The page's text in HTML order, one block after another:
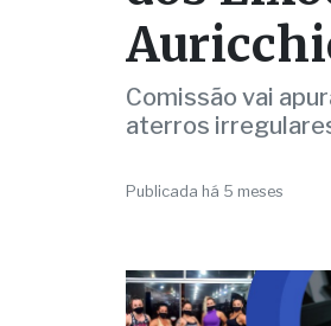
Comissão vai
aterros
Publicada há 5 meses